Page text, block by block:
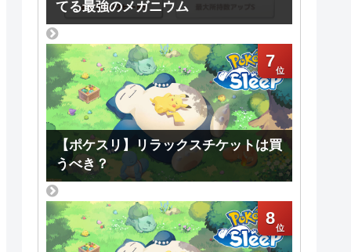
てる最強のメガニウム
7
【ポケスリ】リラックスチケットは買
うべき？
8